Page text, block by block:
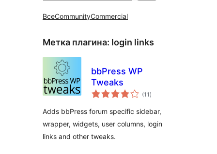
ВсеCommunityCommercial
Метка плагина: login links
bbPress WP
Tweaks
(11 общий
рейтинг
)
Adds bbPress forum specific sidebar,
wrapper, widgets, user columns, login
links and other tweaks.